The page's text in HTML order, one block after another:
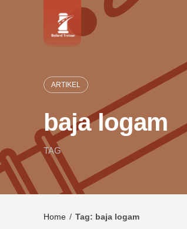
ARTIKEL
baja logam
TAG
Home / Tag: baja logam